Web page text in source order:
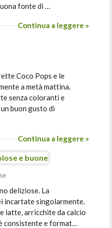
fonte di …
Continua a leggere »
Coco Pops e le
a metà mattina.
senza coloranti e
buon gusto di
Continua a leggere »
e buone
deliziose. La
incartate singolarmente.
latte, arricchite da calcio
consistente e format…